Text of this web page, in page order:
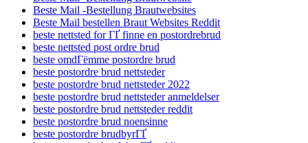
Beste Mail -Bestellung Brautwebsites
Beste Mail bestellen Braut Websites Reddit
beste nettsted for ГҐ finne en postordrebrud
beste nettsted post ordre brud
beste omdГёmme postordre brud
beste postordre brud nettsteder
beste postordre brud nettsteder 2022
beste postordre brud nettsteder anmeldelser
beste postordre brud nettsteder reddit
beste postordre brud noensinne
beste postordre brudbyrГҐ